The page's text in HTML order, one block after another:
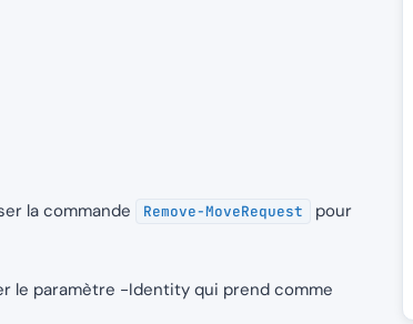
la commande Remove-MoveRequest
pour
le paramètre -Identity qui prend comme